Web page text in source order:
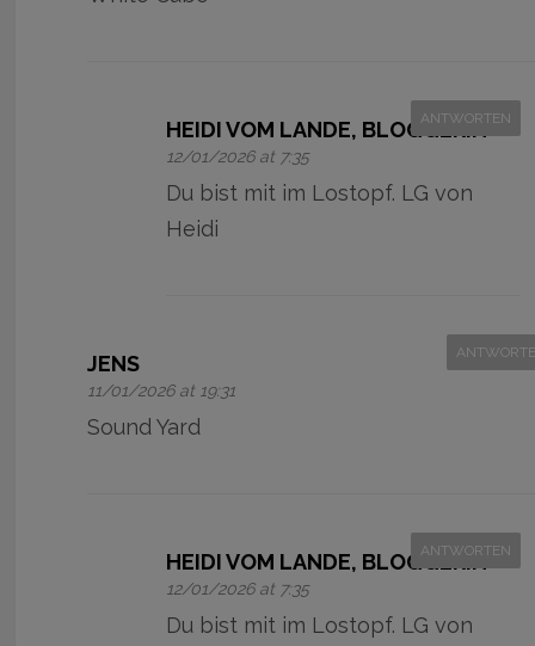
HEIDI VOM LANDE, BLOGGERIN
12/01/2026 at 7:35
ANTWORTEN
Du bist mit im Lostopf. LG von
Heidi
JENS
11/01/2026 at 19:31
Sound Yard
HEIDI VOM LANDE, BLOGGERIN
12/01/2026 at 7:35
ANTWORTEN
Du bist mit im Lostopf. LG von